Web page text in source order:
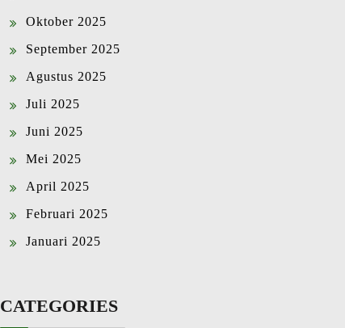
Oktober 2025
September 2025
Agustus 2025
Juli 2025
Juni 2025
Mei 2025
April 2025
Februari 2025
Januari 2025
CATEGORIES